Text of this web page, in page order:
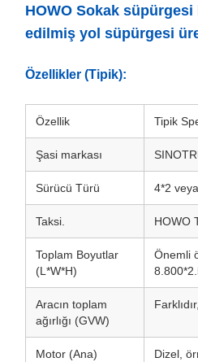
HOWO Sokak
edilmiş yol süpürgesi
Özellikler (Tipik):
Özellik Tipik
Şasi markası
Sürücü Türü 4*2
Taksi. HOWO
Toplam Boyutlar
(L*W*H)
Önemli
Aracın toplam
ağırlığı (GVW)
Motor (Ana) Dizel,